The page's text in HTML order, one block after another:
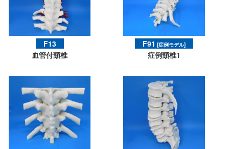
F13
血管付頸椎
F91 [症例モデル]
症例頸椎1